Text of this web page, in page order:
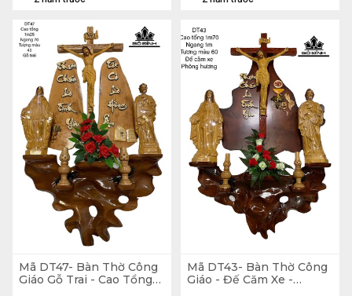
Mã DT47- Bàn Thờ Công
Giáo Gỗ Trai - Cao Tổng
Mã DT43- Bàn Thờ Công
Giáo - Đế Căm Xe -